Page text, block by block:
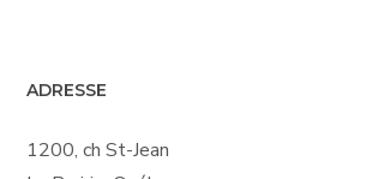
ADRESSE
1200, ch St-Jean